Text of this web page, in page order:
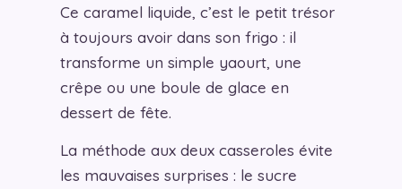
Ce caramel liquide, c’est le petit trésor
à toujours avoir dans son frigo : il
transforme un simple yaourt, une
crêpe ou une boule de glace en
dessert de fête.
La méthode aux deux casseroles évite
les mauvaises surprises : le sucre